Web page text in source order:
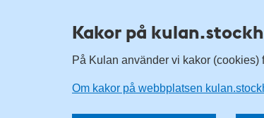
Kakor på
På Kulan använder vi kakor (cookies)
Om kakor på webbplatsen